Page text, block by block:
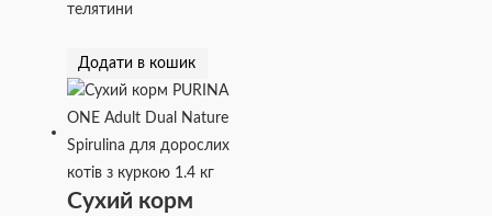
телятини
Додати в кошик
Сухий корм